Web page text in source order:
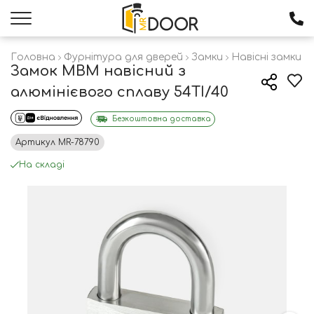
Головна Фурнітура для дверей Замки Навісні замки
Замок МВМ навісний з
алюмінієвого сплаву 54TI/40
Безкоштовна доставка
Артикул MR-78790
На складі